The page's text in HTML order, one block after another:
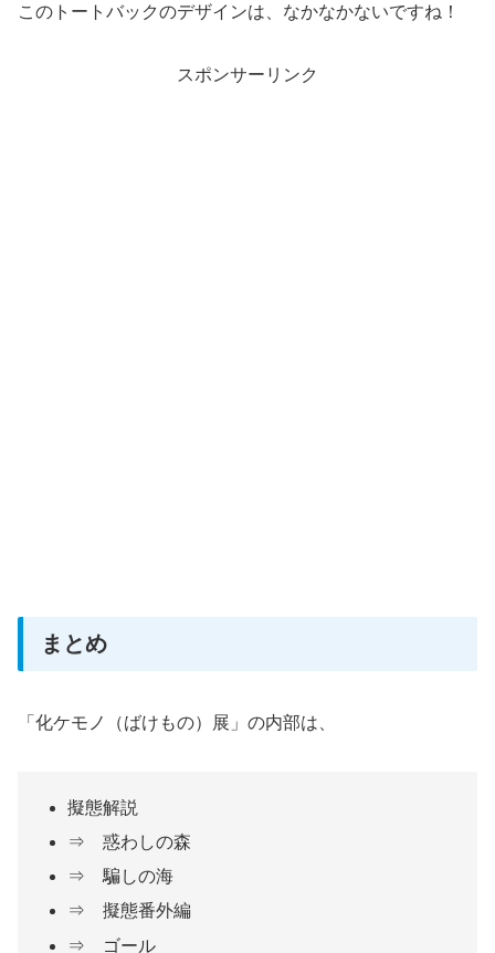
このトートバックのデザインは、なかなかないですね！
スポンサーリンク
まとめ
「化ケモノ（ばけもの）展」の内部は、
擬態解説
⇒ 惑わしの森
⇒ 騙しの海
⇒ 擬態番外編
⇒ ゴール